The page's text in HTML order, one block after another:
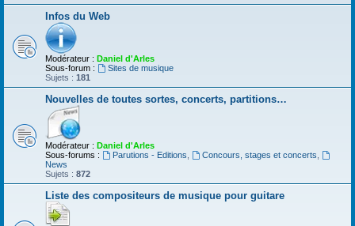
Infos du Web
Modérateur : Daniel d'Arles
Sous-forum :
Sites de musique
Sujets : 181
Nouvelles de toutes sortes, concerts, partitions…
Modérateur : Daniel d'Arles
Sous-forums :
Parutions - Editions Concours, stages et concerts
News
Sujets : 872
Liste des compositeurs de musique pour guitare